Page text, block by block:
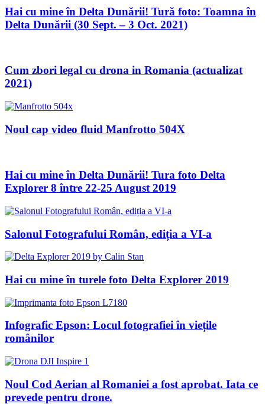
Hai cu mine în Delta Dunării! Tură foto: Toamna în
Delta Dunării (30 Sept. – 3 Oct. 2021)
Cum zbori legal cu drona in Romania (actualizat
2021)
Noul cap video fluid Manfrotto 504X
Hai cu mine în Delta Dunării! Tura foto Delta
Explorer 8 între 22-25 August 2019
Salonul Fotografului Român, ediția a VI-a
Hai cu mine în turele foto Delta Explorer 2019
Infografic Epson: Locul fotografiei în viețile
românilor
Noul Cod Aerian al Romaniei a fost aprobat. Iata ce
prevede pentru drone.